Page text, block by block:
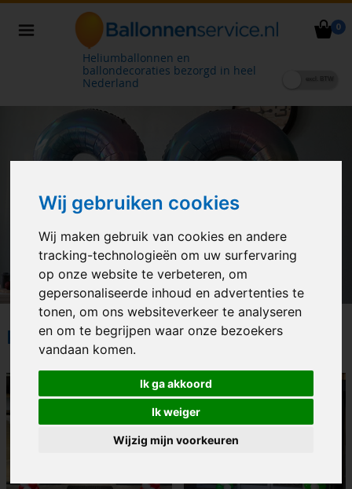
Wij gebruiken cookies
Wij maken gebruik van cookies en andere
tracking-technologieën om uw surfervaring
op onze website te verbeteren, om
gepersonaliseerde inhoud en advertenties te
tonen, om ons websiteverkeer te analyseren
en om te begrijpen waar onze bezoekers
vandaan komen.
Ik ga akkoord
Ik weiger
Wijzig mijn voorkeuren
0
Heliumballonnen en
ballondecoraties bezorgd in heel
Nederland
POPULAIRE PRODUCTEN